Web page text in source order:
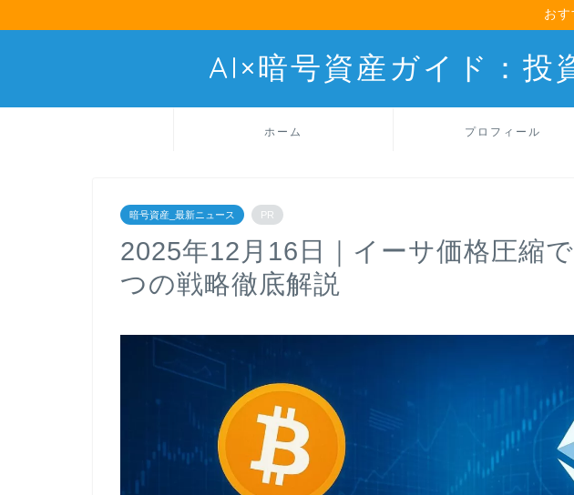
おす
AI×暗号資産ガイド：投
ホーム プロフィール
暗号資産_最新ニュース PR
2025年12月16日｜イーサ価格圧縮
つの戦略徹底解説